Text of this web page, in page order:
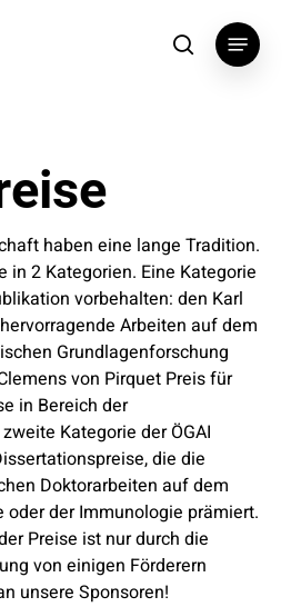
search
Menu
haben eine lange Tradition.
in 2 Kategorien. Eine Kategorie
vorbehalten: den Karl
Arbeiten auf dem
Grundlagenforschung
von Pirquet Preis für
in Bereich der
Kategorie der ÖGAI
die die
Doktorarbeiten auf dem
oder der Immunologie prämiert.
Preise ist nur durch die
von einigen Förderern
unsere Sponsoren!